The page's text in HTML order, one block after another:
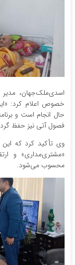
اسدی‌ملک‌جهان،
خصوص اعلام کرد:
حال انجام است و
فصول آتی نیز حفظ
وی تأکید کرد که
«مشتری‌مداری» و
محسوب می‌شود.